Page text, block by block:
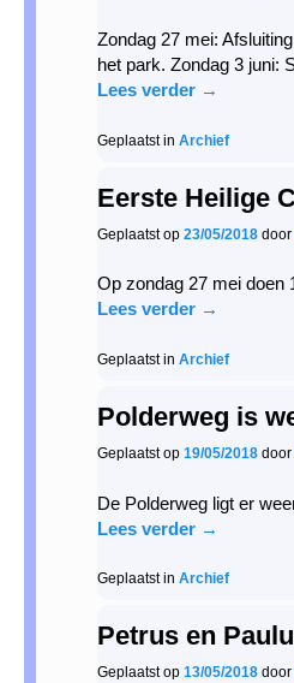
Zondag 27 mei:
het park. Zondag 3 juni:
Lees verder →
Geplaatst in Archief
Eerste Heilige
Geplaatst op23/05/2018
Op zondag 27 mei doen
Lees verder →
Geplaatst in Archief
Polderweg is
Geplaatst op19/05/2018
De Polderweg ligt er
Lees verder →
Geplaatst in Archief
Petrus en
Geplaatst op13/05/2018